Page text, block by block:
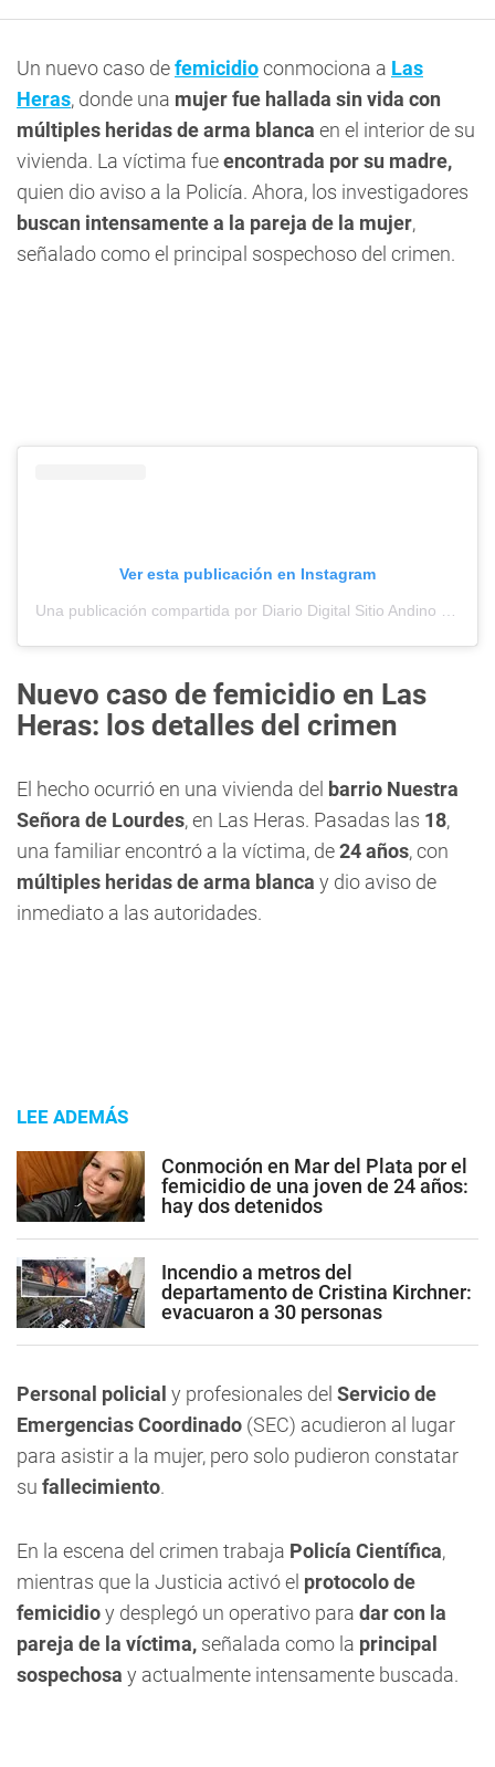
Un nuevo caso defemicidioconmociona a Las
Heras, donde una mujer fue hallada sin vida con
múltiples heridas de arma blanca en el interior de su
vivienda. La víctima fueencontrada por su madre,
quien dio aviso a la Policía. Ahora, los investigadores
buscan intensamente a la pareja de la mujer,
señalado como el principal sospechoso del crimen.
Ver esta publicación en Instagram
Una publicación compartida por Diario Digital Sitio Andino (@sitioandinomza)
Nuevo caso de femicidio en Las
Heras: los detalles del crimen
El hecho ocurrió en una vivienda del barrio Nuestra
Señora de Lourdes, en Las Heras. Pasadas las 18,
una familiar encontró a la víctima, de24 años, con
múltiples heridas de arma blanca y dio aviso de
inmediato a las autoridades.
LEE ADEMÁS
Conmoción en Mar del Plata por el
femicidio de una joven de 24 años:
hay dos detenidos
Incendio a metros del
departamento de Cristina Kirchner:
evacuaron a 30 personas
Personal policial y profesionales del Servicio de
Emergencias Coordinado (SEC) acudieron al lugar
para asistir a la mujer, pero solo pudieron constatar
su fallecimiento.
En la escena del crimen trabaja Policía Científica,
mientras que la Justicia activó el protocolo de
femicidioy desplegó un operativo para dar con la
pareja de la víctima, señalada como la principal
sospechosa y actualmente intensamente buscada.